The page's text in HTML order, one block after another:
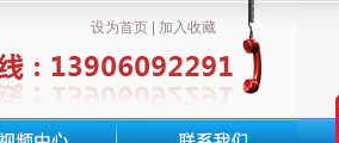
设为首页| 加入收藏